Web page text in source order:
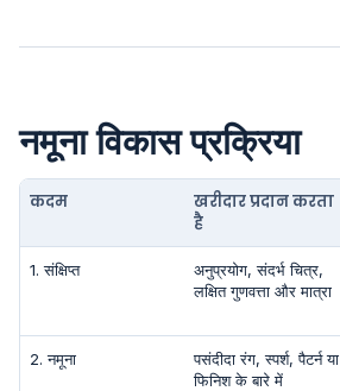
नमूना विकास प्रक्रिया
कदम
खरीदार प्रदान करता
है
1. संक्षिप्त
अनुप्रयोग, संदर्भ चित्र,
लक्षित गुणवत्ता और मात्रा
2. नमूना
पसंदीदा रंग, स्पर्श, पैटर्न या
फिनिश के बारे में